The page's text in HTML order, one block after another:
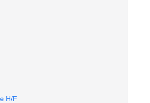
H/F